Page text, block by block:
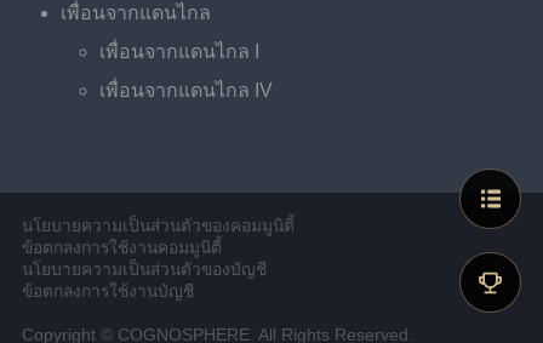
เพื่อนจากแดนไกล
เพื่อนจากแดนไกล I
เพื่อนจากแดนไกล IV
นโยบายความเป็นส่วนตัวของคอมมูนิตี้
ข้อตกลงการใช้งานคอมมูนิตี้
นโยบายความเป็นส่วนตัวของบัญชี
ข้อตกลงการใช้งานบัญชี
Copyright © COGNOSPHERE. All Rights Reserved.